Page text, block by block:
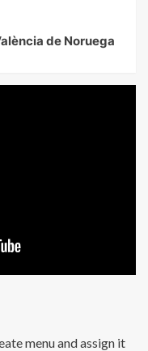
de Noruega
menu and assign it